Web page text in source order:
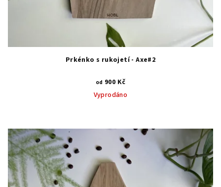
Prkénko s rukojetí - Axe#2
od 900 Kč
Vyprodáno